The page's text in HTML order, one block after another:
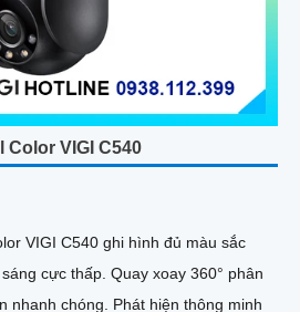
Color VIGI C540
VIGI C540 ghi hình đủ màu sắc
xoay 360° phân
Phát hiện thông minh